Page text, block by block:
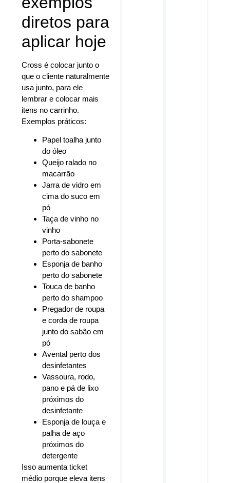
diretos para
aplicar hoje
Cross é colocar junto o
que o cliente naturalmente
usa junto, para ele
lembrar e colocar mais
itens no carrinho.
Exemplos práticos:
Papel toalha junto
do óleo
Queijo ralado no
macarrão
Jarra de vidro em
cima do suco em
pó
Taça de vinho no
vinho
Porta-sabonete
perto do sabonete
Esponja de banho
perto do sabonete
Touca de banho
perto do shampoo
Pregador de roupa
e corda de roupa
junto do sabão em
pó
Avental perto dos
desinfetantes
Vassoura, rodo,
pano e pá de lixo
próximos do
desinfetante
Esponja de louça e
palha de aço
próximos do
detergente
Isso aumenta ticket
médio porque eleva itens